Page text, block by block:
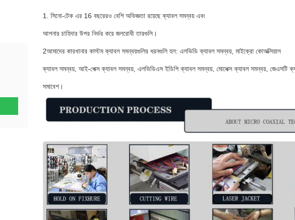
1. সিনো-টেক এর 16 বছরেরও বেশি অভিজ্ঞতা রয়েছে ক্যাবল সমন্বয় এবং
আপনার চাহিদার উপর নির্ভর করে জলরোধী তারগুলি।
2আমাদের কারখানার কাস্টম ক্যাবল সমন্বয়গুলির ধরনগুলি হল: এলভিডি ক্যাবল সমন্বয়, মাইক্রো কোঅক্সিয়াল
ক্যাবল সমন্বয়, আই-পেক্স ক্যাবল সমন্বয়, এলভিডিএস ইডিপি ক্যাবল সমন্বয়, মোলেক্স ক্যাবল সমন্বয়, জেএসটি
সমাবেশ।